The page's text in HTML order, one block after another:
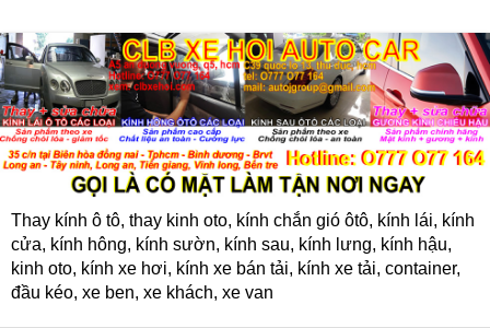
Thay kính ô tô, thay kinh oto, kính chắn gió ôtô, kính lái, kính
cửa, kính hông, kính sườn, kính sau, kính lưng, kính hậu,
kinh oto, kính xe hơi, kính xe bán tải, kính xe tải, container,
đầu kéo, xe ben, xe khách, xe van